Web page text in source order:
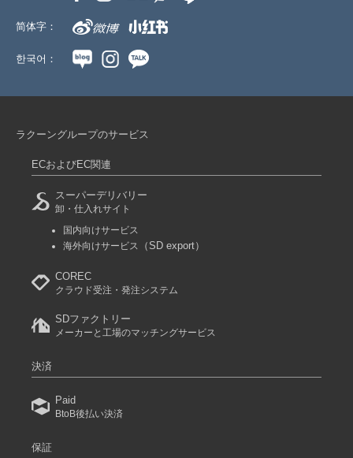
简体字：
한국어：
ラクーングループのサービス
ECおよびEC関連
スーパーデリバリー
卸・仕入れサイト
国内向けサービス
海外向けサービス
（SD export）
COREC
クラウド受注・発注システム
SDファクトリー
メーカーと工場のマッチングサービス
決済
Paid
BtoB後払い決済
保証